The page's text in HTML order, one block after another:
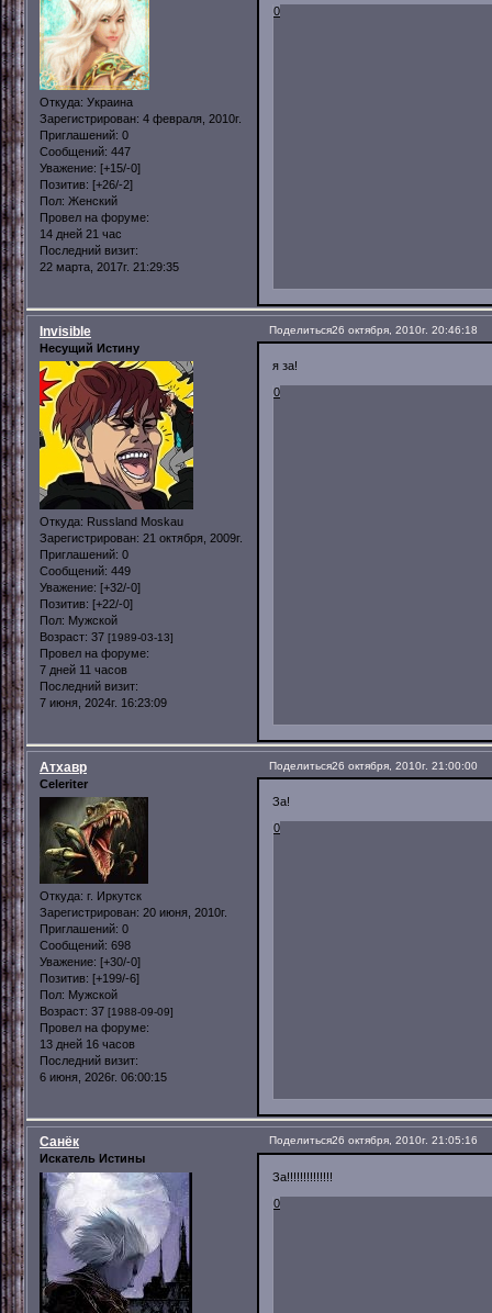
Откуда: Украина
Зарегистрирован: 4 февраля, 2010г.
Приглашений: 0
Сообщений: 447
Уважение: [+15/-0]
Позитив: [+26/-2]
Пол: Женский
Провел на форуме:
14 дней 21 час
Последний визит:
22 марта, 2017г. 21:29:35
0
Поделиться26 октября, 2010г. 20:46:18
Invisible
Несущий Истину
Откуда: Russland Moskau
Зарегистрирован: 21 октября, 2009г.
Приглашений: 0
Сообщений: 449
Уважение: [+32/-0]
Позитив: [+22/-0]
Пол: Мужской
Возраст: 37 [1989-03-13]
Провел на форуме:
7 дней 11 часов
Последний визит:
7 июня, 2024г. 16:23:09
я за!
0
Поделиться26 октября, 2010г. 21:00:00
Атхавр
Celeriter
Откуда: г. Иркутск
Зарегистрирован: 20 июня, 2010г.
Приглашений: 0
Сообщений: 698
Уважение: [+30/-0]
Позитив: [+199/-6]
Пол: Мужской
Возраст: 37 [1988-09-09]
Провел на форуме:
13 дней 16 часов
Последний визит:
6 июня, 2026г. 06:00:15
За!
0
Поделиться26 октября, 2010г. 21:05:16
Санёк
Искатель Истины
За!!!!!!!!!!!!!!
0